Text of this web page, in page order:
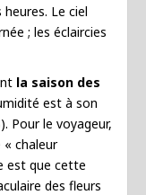
Le ciel
; les éclaircies
la saison des
est à son
Pour le voyageur,
chaleur
est que cette
des fleurs